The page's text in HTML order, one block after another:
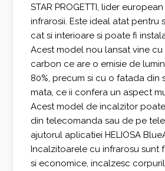
STAR PROGETTI, lider
infrarosii. Este ideal atat pentru
cat si interioare si poate fi
Acest model nou lansat vine
carbon ce are o emisie de
80%, precum si cu o fatada din
mata, ce ii confera un aspect
Acest model de incalzitor
din telecomanda sau de pe
ajutorul aplicatiei HELIOSA
Incalzitoarele cu infrarosu sunt
si economice, incalzesc